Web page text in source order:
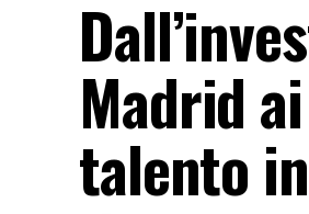
Madrid
talento